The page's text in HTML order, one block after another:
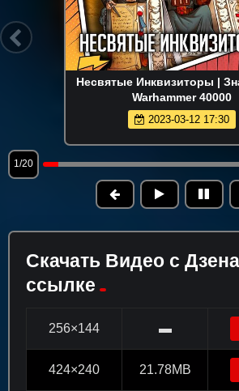
Несвятые Инквизиторы |
Warhammer 40000
2023-03-12 17:30
1/20
Скачать Видео с
ссылке
256×144 ▬
424×240 21.78MB